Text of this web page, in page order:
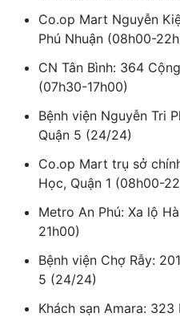
Co.op Mart Nguyễn
Phú Nhuận (08h00-
CN Tân Bình: 364
(07h30-17h00)
Bệnh viện Nguyễn Tri
Quận 5 (24/24)
Co.op Mart trụ sở
Học, Quận 1 (08h00-
Metro An Phú: Xa lộ
21h00)
Bệnh viện Chợ Rẫy:
5 (24/24)
Khách sạn Amara: